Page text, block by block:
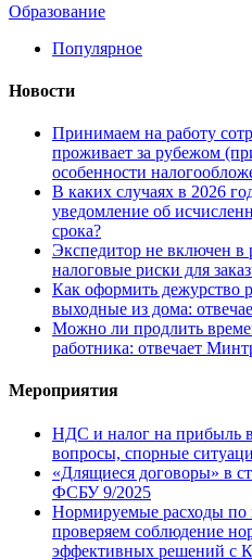
Образование
Популярное
Новости
Принимаем на работу
проживает за рубежом
особенности
В каких случаях в 2026
уведомление об
срока?
Экспедитор не включен в
налоговые риски для
Как оформить дежурство
выходные из дома:
Можно ли продлить
работника: отвечает
Мероприятия
НДС и налог на прибыль в
вопросы, спорные
«Длящиеся договоры» в
ФСБУ 9/2025
Нормируемые расходы по
проверяем соблюдение
эффективных решений с